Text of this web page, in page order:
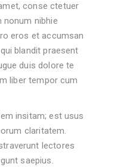
conse ctetuer
nonum nibhie
eros et accumsan
blandit praesent
duis dolore te
liber tempor cum
insitam; est usus
claritatem.
lectores
saepius.